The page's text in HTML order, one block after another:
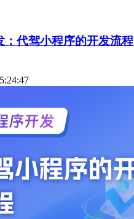
：代驾小程序的开发流程